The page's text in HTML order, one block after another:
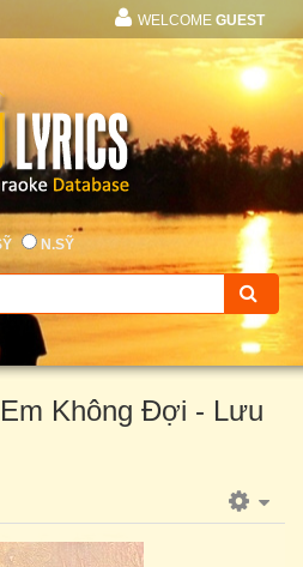
WELCOME GUEST
N.SỸ
Không Đợi - Lưu